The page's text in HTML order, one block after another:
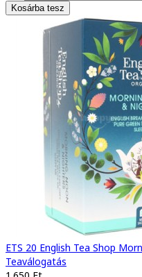
ETS 20 English Tea Shop
Teaválogatás